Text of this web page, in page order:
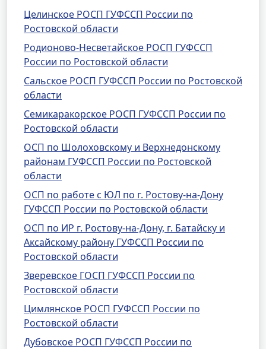
Целинское РОСП ГУФССП России по
Ростовской области
Родионово-Несветайское РОСП ГУФССП
России по Ростовской области
Сальское РОСП ГУФССП России по Ростовской
области
Семикаракорское РОСП ГУФССП России по
Ростовской области
ОСП по Шолоховскому и Верхнедонскому
районам ГУФССП России по Ростовской
области
ОСП по работе с ЮЛ по г. Ростову-на-Дону
ГУФССП России по Ростовской области
ОСП по ИР г. Ростову-на-Дону, г. Батайску и
Аксайскому району ГУФССП России по
Ростовской области
Зверевское ГОСП ГУФССП России по
Ростовской области
Цимлянское РОСП ГУФССП России по
Ростовской области
Дубовское РОСП ГУФССП России по